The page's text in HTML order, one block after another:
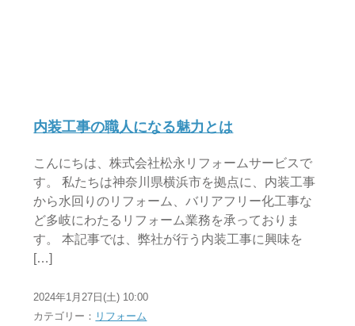
内装工事の職人になる魅力とは
こんにちは、株式会社松永リフォームサービスで
す。 私たちは神奈川県横浜市を拠点に、内装工事
から水回りのリフォーム、バリアフリー化工事な
ど多岐にわたるリフォーム業務を承っておりま
す。 本記事では、弊社が行う内装工事に興味を
[…]
2024年1月27日(土) 10:00
カテゴリー： リフォーム